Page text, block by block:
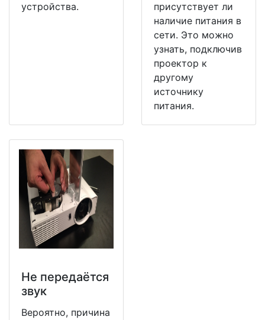
устройства.
присутствует ли
наличие питания в
сети. Это можно
узнать, подключив
проектор к
другому
источнику
питания.
Не передаётся
звук
Вероятно, причина